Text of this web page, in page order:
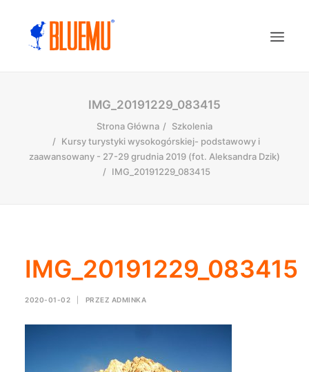
IMG_20191229_083415
Strona Główna
Szkolenia
Kursy turystyki wysokogórskiej- podstawowy i
zaawansowany - 27-29 grudnia 2019 (fot. Aleksandra Dzik)
IMG_20191229_083415
IMG_20191229_083415
2020-01-02 PRZEZ ADMINKA